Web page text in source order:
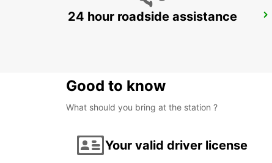
CHICAGO AIRPORT
24 hour roadside assistance
Good to know
What should you bring at the station ?
Your valid driver license